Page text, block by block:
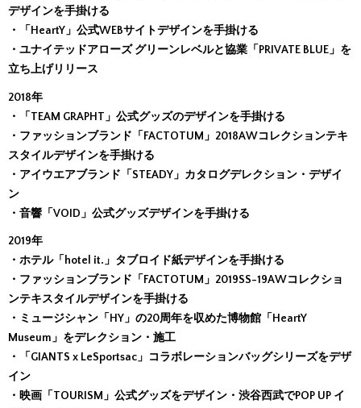
デザインを手掛ける
・「HeartY」公式WEBサイトデザインを手掛ける
・ユナイテッドアローズ グリーンレベルと協業「PRIVATE BLUE」を
立ち上げリリース
2018年
・「TEAM GRAPHT」公式グッズのデザインを手掛ける
・ファッションブランド「FACTOTUM」2018AWコレクションテキ
スタイルデザインを手掛ける
・アイウエアブランド「STEADY」カタログデレクション・デザイ
ン
・音響「VOID」公式グッズデザインを手掛ける
2019年
・ホテル「hotel it.」タブロイド紙デザインを手掛ける
・ファッションブランド「FACTOTUM」2019SS-19AWコレクショ
ンテキスタイルデザインを手掛ける
・ミュージシャン「HY」の20周年を収めた博物館「HeartY
Museum」をデレクション・施工
・「GIANTS x LeSportsac」コラボレーションバッグシリーズをデザ
イン
・映画「TOURISM」公式グッズをデザイン・渋谷西武でPOP UP イ